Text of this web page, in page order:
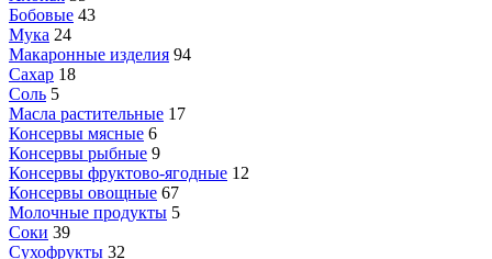
Бобовые 43
Мука 24
Макаронные изделия 94
Сахар 18
Соль 5
Масла растительные 17
Консервы мясные 6
Консервы рыбные 9
Консервы фруктово-ягодные 12
Консервы овощные 67
Молочные продукты 5
Соки 39
Сухофрукты 32